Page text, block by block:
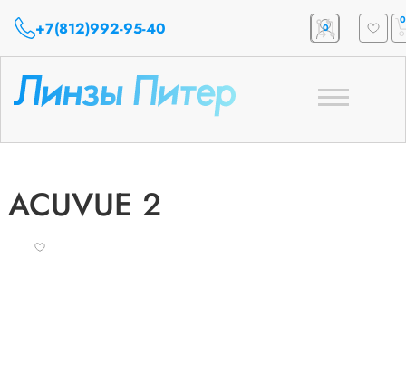
+7(812)992-95-40 0
0
Toggle
ACUVUE 2